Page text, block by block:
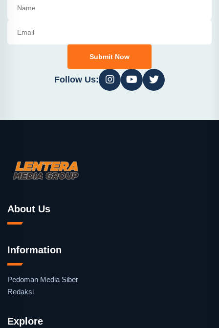
Submit Now
Follow Us:
About Us
Information
Pedoman Media Siber
Redaksi
Explore